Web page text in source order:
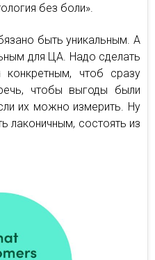
без боли».
быть уникальным. А
для ЦА. Надо сделать
чтоб сразу
чтобы выгоды были
их можно измерить. Ну
лаконичным, состоять из